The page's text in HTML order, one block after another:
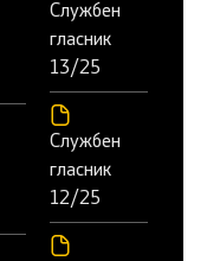
Службен
гласник
13/25
Службен
гласник
12/25